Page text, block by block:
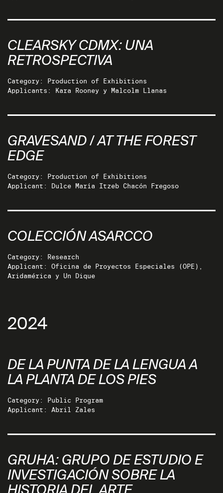
CLEARSKY CDMX: UNA
RETROSPECTIVA
Category: Production of Exhibitions
Applicants: Kara Rooney y Malcolm Llanas
GRAVESAND / AT THE FOREST
EDGE
Category: Production of Exhibitions
Applicant: Dulce María Itzeb Chacón Fregoso
COLECCIÓN ASARCCO
Category: Research
Applicant: Oficina de Proyectos Especiales (OPE),
Aridamérica y Un Dique
2024
DE LA PUNTA DE LA LENGUA A
LA PLANTA DE LOS PIES
Category: Public Program
Applicant: Abril Zales
GRUHA: GRUPO DE ESTUDIO E
INVESTIGACIÓN SOBRE LA